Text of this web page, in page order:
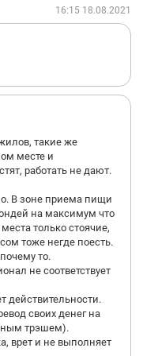
16:15 18.08.2021
такие же
месте и
работать не дают.
В зоне приема пищи
на максимум что
только стоячие,
тоже негде поесть.
то.
не соответствует
действительности.
своих денег на
трэшем).
врет и не выполняет